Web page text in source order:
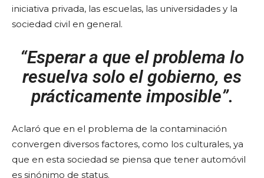
iniciativa privada, las escuelas, las universidades y la
sociedad civil en general.
“Esperar a que el problema lo
resuelva solo el gobierno, es
prácticamente imposible”.
Aclaró que en el problema de la contaminación
convergen diversos factores, como los culturales, ya
que en esta sociedad se piensa que tener automóvil
es sinónimo de status.